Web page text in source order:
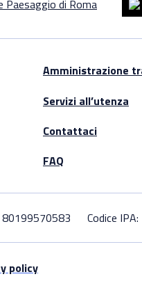
Amministrazione
Servizi all’utenza
Contattaci
FAQ
80199570583 Codice IPA:
policy